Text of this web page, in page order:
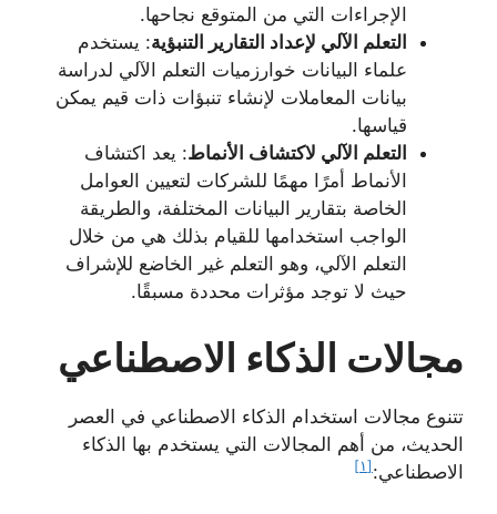
الإجراءات التي من المتوقع نجاحها.
التعلم الآلي لإعداد التقارير التنبؤية: يستخدم
علماء البيانات خوارزميات التعلم الآلي لدراسة
بيانات المعاملات لإنشاء تنبؤات ذات قيم يمكن
قياسها.
التعلم الآلي لاكتشاف الأنماط: يعد اكتشاف
الأنماط أمرًا مهمًا للشركات لتعيين العوامل
الخاصة بتقارير البيانات المختلفة، والطريقة
الواجب استخدامها للقيام بذلك هي من خلال
التعلم الآلي، وهو التعلم غير الخاضع للإشراف
حيث لا توجد مؤثرات محددة مسبقًا.
مجالات الذكاء الاصطناعي
تتنوع مجالات استخدام الذكاء الاصطناعي في العصر
الحديث، من أهم المجالات التي يستخدم بها الذكاء
الاصطناعي: [١]